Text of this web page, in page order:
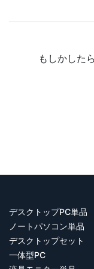
もしかしたら
デスクトップPC単品
ノートパソコン単品
デスクトップセット
一体型PC